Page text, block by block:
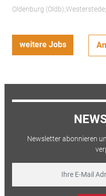
Oldenburg
weitere Jobs
Newsletter abonnieren